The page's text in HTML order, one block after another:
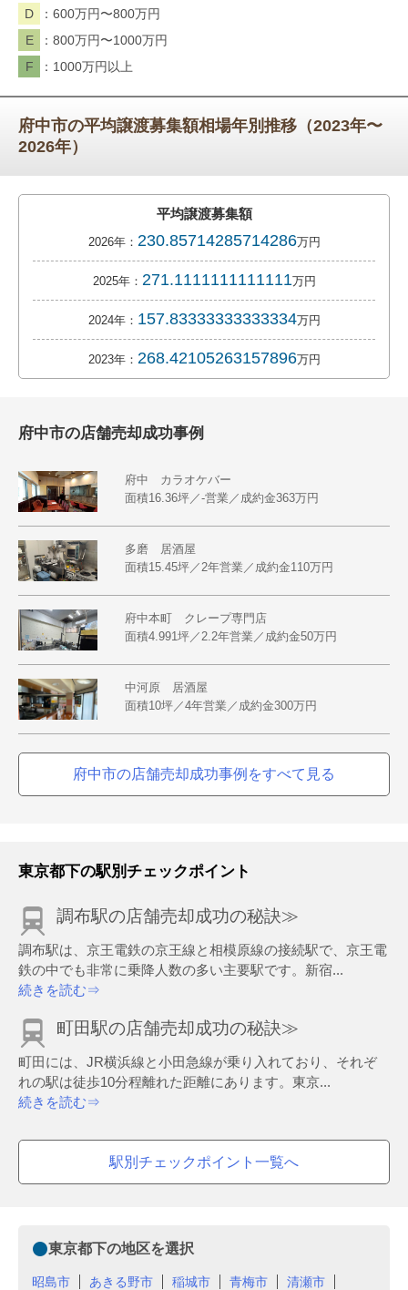
D
600万円〜800万円
E
800万円〜1000万円
F
1000万円以上
府中市の平均譲渡募集額相場年別推移（2023年〜
2026年）
平均譲渡募集額
2026年： 230.85714285714286万円
2025年： 271.1111111111111万円
2024年： 157.83333333333334万円
2023年： 268.42105263157896万円
府中市の店舗売却成功事例
府中 カラオケバー
面積16.36坪／-営業／成約金363万円
多磨 居酒屋
面積15.45坪／2年営業／成約金110万円
府中本町 クレープ専門店
面積4.991坪／2.2年営業／成約金50万円
中河原 居酒屋
面積10坪／4年営業／成約金300万円
府中市の店舗売却成功事例をすべて見る
東京都下の駅別チェックポイント
調布駅の店舗売却成功の秘訣≫
調布駅は、京王電鉄の京王線と相模原線の接続駅で、京王電
鉄の中でも非常に乗降人数の多い主要駅です。新宿...
続きを読む⇒
町田駅の店舗売却成功の秘訣≫
町田には、JR横浜線と小田急線が乗り入れており、それぞ
れの駅は徒歩10分程離れた距離にあります。東京...
続きを読む⇒
駅別チェックポイント一覧へ
東京都下の地区を選択
昭島市 あきる野市 稲城市 青梅市 清瀬市